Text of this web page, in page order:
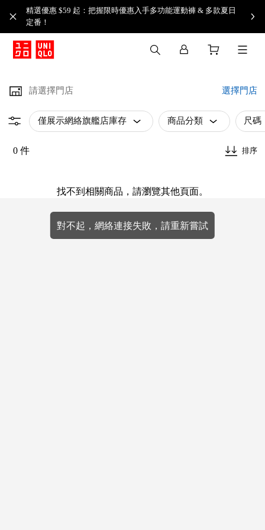
精選優惠 $59 起：把握限時優惠入手多功能運動褲 & 多款夏日
定番！​
請選擇門店 選擇門店
僅展示網絡旗艦店庫存 商品分類 尺碼
0 件 排序
找不到相關商品，請瀏覽其他頁面。
對不起，網絡連接失敗，請重新嘗試